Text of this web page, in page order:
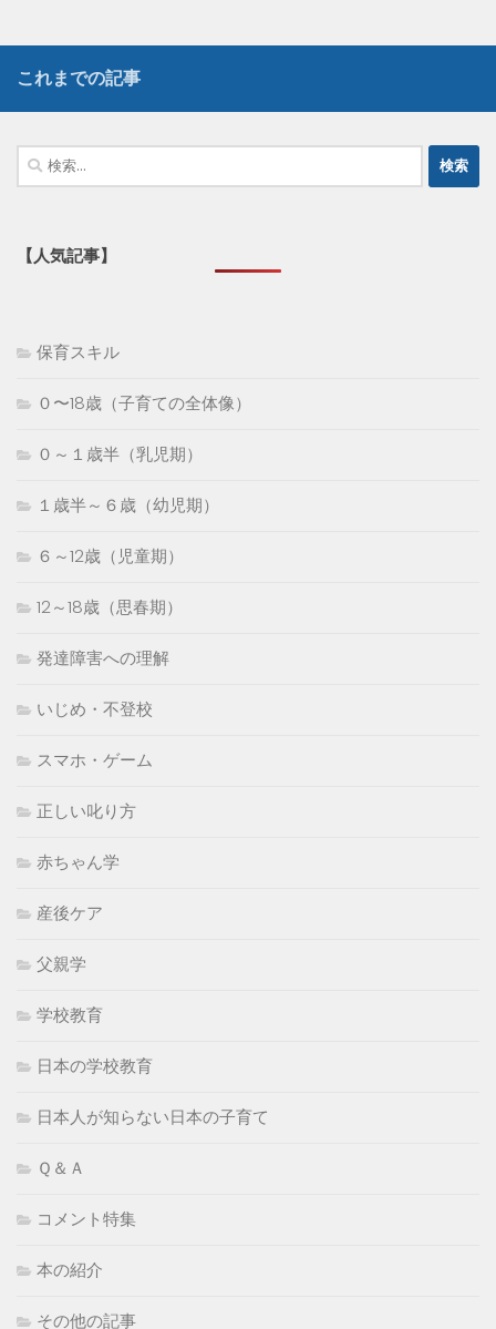
これまでの記事
検
索:
【人気記事】
保育スキル
０〜18歳（子育ての全体像）
０～１歳半（乳児期）
１歳半～６歳（幼児期）
６～12歳（児童期）
12～18歳（思春期）
発達障害への理解
いじめ・不登校
スマホ・ゲーム
正しい叱り方
赤ちゃん学
産後ケア
父親学
学校教育
日本の学校教育
日本人が知らない日本の子育て
Ｑ＆Ａ
コメント特集
本の紹介
その他の記事